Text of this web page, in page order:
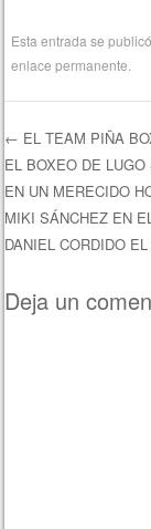
Esta entrada se
enlace permanente.
← EL TEAM PIÑA
EL BOXEO DE
EN UN MERECIDO
MIKI SÁNCHEZ EN
DANIEL CORDIDO
Deja un